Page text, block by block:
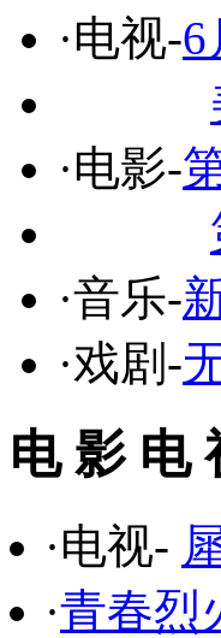
·电视-6
·电影-
·音乐-
·戏剧-
电 影 电
·电视-
·青春烈